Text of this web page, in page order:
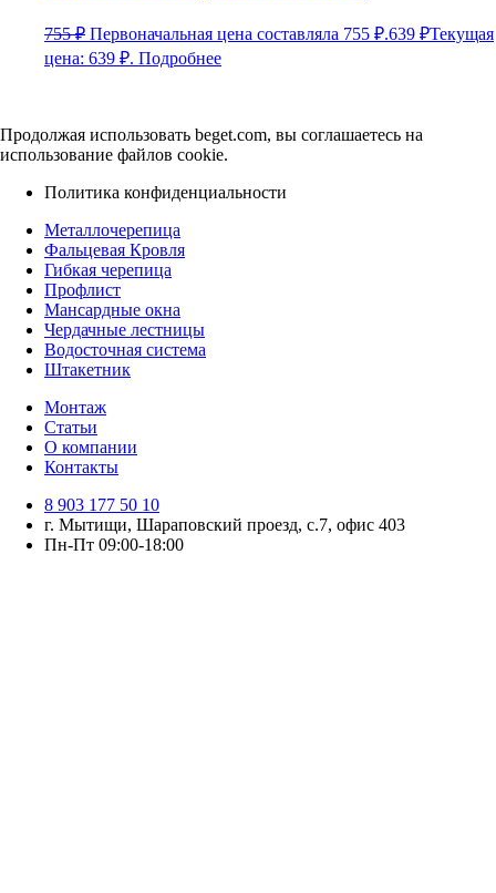
755₽ Первоначальная цена составляла 755 ₽.639 ₽Текущая
цена: 639 ₽. Подробнее
Продолжая использовать beget.com, вы соглашаетесь на
использование файлов cookie.
Политика конфиденциальности
Металлочерепица
Фальцевая Кровля
Гибкая черепица
Профлист
Мансардные окна
Чердачные лестницы
Водосточная система
Штакетник
Монтаж
Статьи
О компании
Контакты
8 903 177 50 10
г. Мытищи, Шараповский проезд, с.7, офис 403
Пн-Пт 09:00-18:00